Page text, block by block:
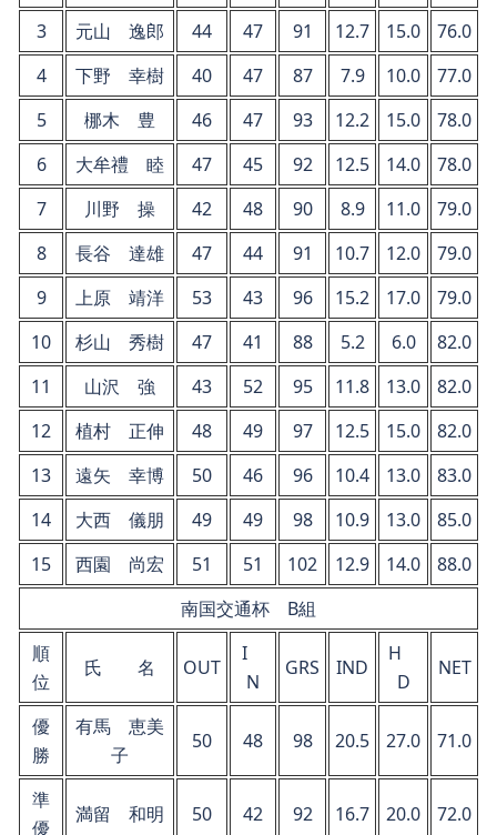
3 元山 逸郎 44 47 91 12.7 15.0
76.0
4
下野 幸樹 40 47 87 7.9 10.0
77.0
5
梛木 豊 46 47 93 12.2 15.0
78.0
6
大牟禮 睦 47 45 92 12.5 14.0
78.0
7
川野 操 42 48 90 8.9 11.0
79.0
8
長谷 達雄 47 44 91 10.7 12.0
79.0
9
上原 靖洋 53 43 96 15.2 17.0
79.0
10
杉山 秀樹 47 41 88 5.2 6.0
82.0
11
山沢 強 43 52 95 11.8 13.0
82.0
12
植村 正伸 48 49 97 12.5 15.0
82.0
13
遠矢 幸博 50 46 96 10.4 13.0
83.0
14
大西 儀朋 49 49 98 10.9 13.0
85.0
15
西園 尚宏 51 51 102 12.9 14.0
88.0
南国交通杯 B組
順
位
氏 名 OUT
I
N
GRS IND
H
D
NET
優
勝
有馬 恵美
子
50 48 98 20.5 27.0 71.0
準
優
満留 和明 50 42 92 16.7 20.0 72.0